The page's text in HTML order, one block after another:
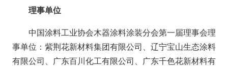
理事单位
中国涂料工业协会木器涂料涂装分会第一届理事会理
事单位：紫荆花新材料集团有限公司、辽宁宝山生态涂料
有限公司、广东百川化工有限公司、广东千色花新材料有